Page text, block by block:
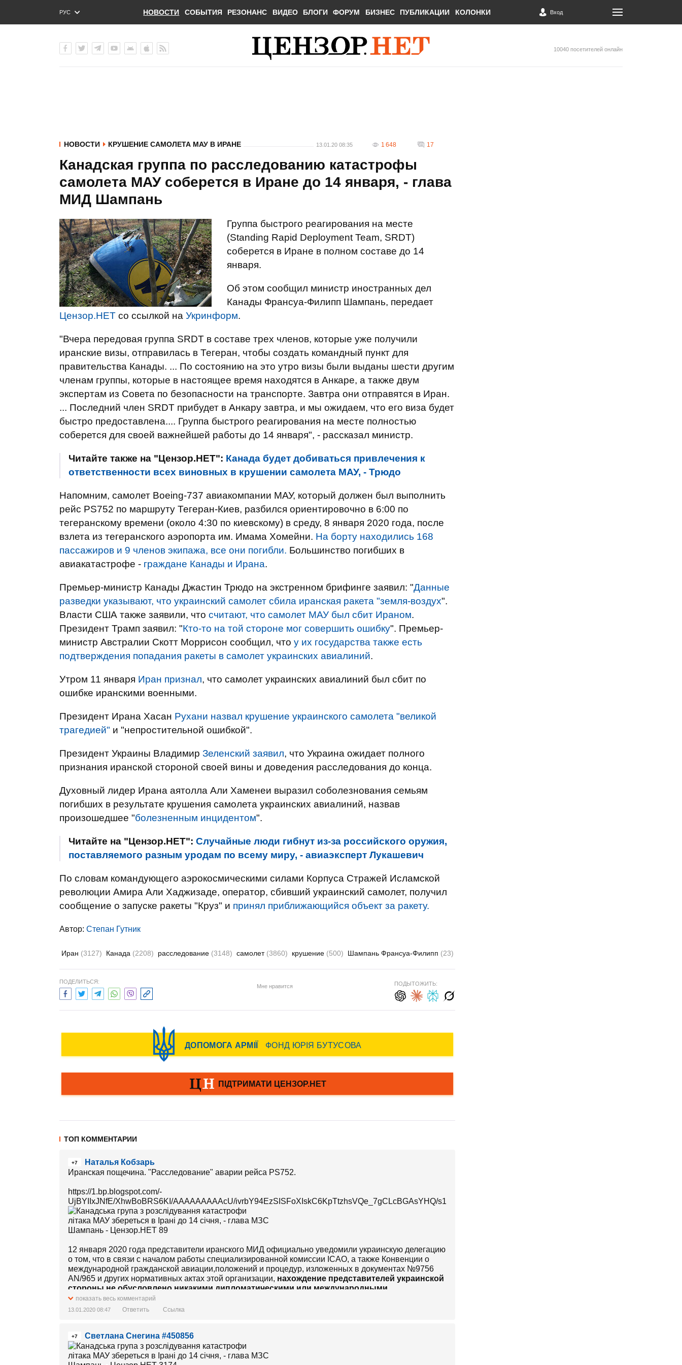
РУС
ENG
НОВОСТИ СОБЫТИЯ РЕЗОНАНС ВИДЕО БЛОГИ ФОРУМ БИЗНЕС ПУБЛИКАЦИИ КОЛОНКИ Вход
10040 посетителей онлайн
НОВОСТИ КРУШЕНИЕ САМОЛЕТА МАУ В ИРАНЕ 13.01.20 08:35 1 648 17
Канадская группа по расследованию катастрофы
самолета МАУ соберется в Иране до 14 января, - глава
МИД Шампань
Группа быстрого реагирования на месте
(Standing Rapid Deployment Team, SRDT)
соберется в Иране в полном составе до 14
января.
Об этом сообщил министр иностранных дел
Канады Франсуа-Филипп Шампань, передает
Цензор.НЕТ со ссылкой на Укринформ.
"Вчера передовая группа SRDT в составе трех членов, которые уже получили
иранские визы, отправилась в Тегеран, чтобы создать командный пункт для
правительства Канады. ... По состоянию на это утро визы были выданы шести другим
членам группы, которые в настоящее время находятся в Анкаре, а также двум
экспертам из Совета по безопасности на транспорте. Завтра они отправятся в Иран.
... Последний член SRDT прибудет в Анкару завтра, и мы ожидаем, что его виза будет
быстро предоставлена.... Группа быстрого реагирования на месте полностью
соберется для своей важнейшей работы до 14 января", - рассказал министр.
Читайте также на "Цензор.НЕТ": Канада будет добиваться привлечения к
ответственности всех виновных в крушении самолета МАУ, - Трюдо
Напомним, самолет Boeing-737 авиакомпании МАУ, который должен был выполнить
рейс PS752 по маршруту Тегеран-Киев, разбился ориентировочно в 6:00 по
тегеранскому времени (около 4:30 по киевскому) в среду, 8 января 2020 года, после
взлета из тегеранского аэропорта им. Имама Хомейни. На борту находились 168
пассажиров и 9 членов экипажа, все они погибли. Большинство погибших в
авиакатастрофе - граждане Канады и Ирана.
Премьер-министр Канады Джастин Трюдо на экстренном брифинге заявил: "Данные
разведки указывают, что украинский самолет сбила иранская ракета "земля-воздух".
Власти США также заявили, что считают, что самолет МАУ был сбит Ираном.
Президент Трамп заявил: "Кто-то на той стороне мог совершить ошибку". Премьер-
министр Австралии Скотт Моррисон сообщил, что у их государства также есть
подтверждения попадания ракеты в самолет украинских авиалиний.
Утром 11 января Иран признал, что самолет украинских авиалиний был сбит по
ошибке иранскими военными.
Президент Ирана Хасан Рухани назвал крушение украинского самолета "великой
трагедией" и "непростительной ошибкой".
Президент Украины Владимир Зеленский заявил, что Украина ожидает полного
признания иранской стороной своей вины и доведения расследования до конца.
Духовный лидер Ирана аятолла Али Хаменеи выразил соболезнования семьям
погибших в результате крушения самолета украинских авиалиний, назвав
произошедшее "болезненным инцидентом".
Читайте на "Цензор.НЕТ": Случайные люди гибнут из-за российского оружия,
поставляемого разным уродам по всему миру, - авиаэксперт Лукашевич
По словам командующего аэрокосмическими силами Корпуса Стражей Исламской
революции Амира Али Хаджизаде, оператор, сбивший украинский самолет, получил
сообщение о запуске ракеты "Круз" и принял приближающийся объект за ракету.
Автор: Степан Гутник
Иран (3127) Канада (2208) расследование (3148) самолет (3860) крушение (500) Шампань Франсуа-Филипп (23)
ПОДЕЛИТЬСЯ:
Мне нравится ПОДЫТОЖИТЬ:
ТОП КОММЕНТАРИИ
+7
Наталья Кобзарь
Иранская пощечина. "Расследование" аварии рейса PS752.
https://1.bp.blogspot.com/-
UjBYIIxJNfE/XhwBoBRS6KI/AAAAAAAAAcU/ivrbY94EzSISFoXIskC6KpTtzhsVQe_7gCLcBGAsYHQ/s1600/11.png
12 января 2020 года представители иранского МИД официально уведомили украинскую делегацию
о том, что в связи с началом работы специализированной комиссии ICAO, а также Конвенции о
международной гражданской авиации,положений и процедур, изложенных в документах №9756
AN/965 и других нормативных актах этой организации, нахождение представителей украинской
стороны не обусловлено никакими дипломатическими или международными
обязательствами республики Иран
международных специализированных органов.
доказательную ценность для работы международной комиссии ICAO. Иранская сторона
напоминает, что расследование этого инцидента проводят соответствующие органы республики
Иран и вмешательство и их работу будет расцениваться как покушение на суверенитет государства
показать весь комментарий
13.01.2020 08:47 Ответить Ссылка
+7 Светлана Снегина #450856